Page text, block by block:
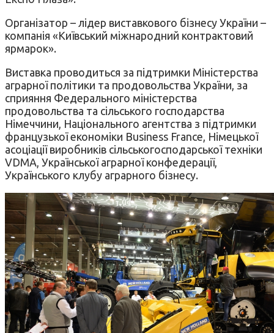
Організатор – лідер виставкового бізнесу України –
компанія «Київський міжнародний контрактовий
ярмарок».
Виставка проводиться за підтримки Міністерства
аграрної політики та продовольства України, за
сприяння Федерального міністерства
продовольства та сільського господарства
Німеччини, Національного агентства з підтримки
французької економіки Business France, Німецької
асоціації виробників сільськогосподарської техніки
VDMA, Української аграрної конфедерації,
Українського клубу аграрного бізнесу.